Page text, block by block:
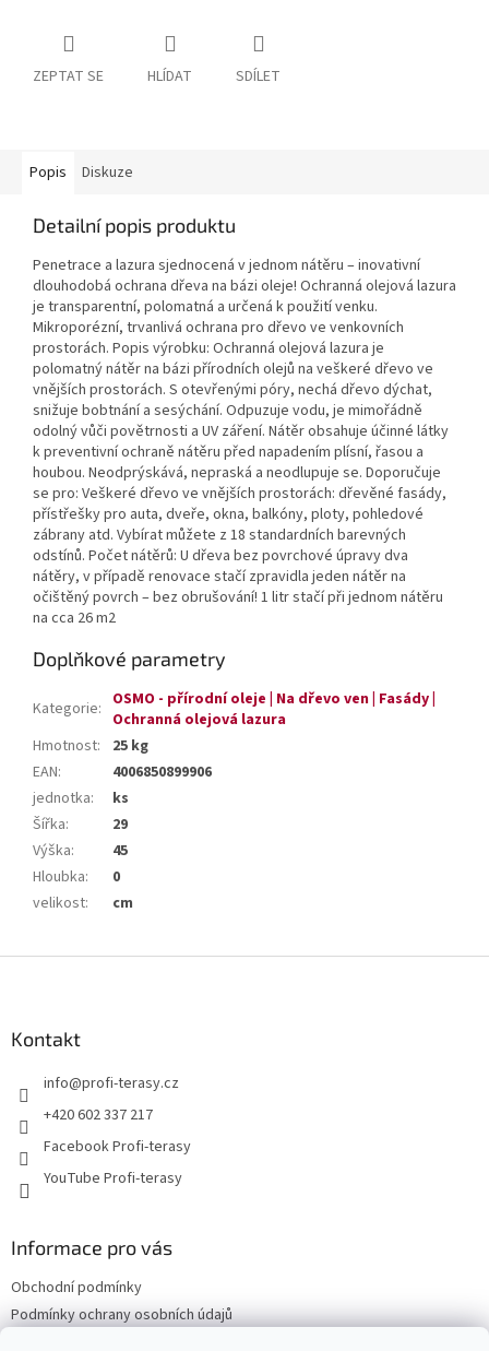
ZEPTAT SE HLÍDAT SDÍLET
Popis Diskuze
Detailní popis produktu
Penetrace a lazura sjednocená v jednom nátěru – inovativní
dlouhodobá ochrana dřeva na bázi oleje! Ochranná olejová lazura
je transparentní, polomatná a určená k použití venku.
Mikroporézní, trvanlivá ochrana pro dřevo ve venkovních
prostorách. Popis výrobku: Ochranná olejová lazura je
polomatný nátěr na bázi přírodních olejů na veškeré dřevo ve
vnějších prostorách. S otevřenými póry, nechá dřevo dýchat,
snižuje bobtnání a sesýchání. Odpuzuje vodu, je mimořádně
odolný vůči povětrnosti a UV záření. Nátěr obsahuje účinné látky
k preventivní ochraně nátěru před napadením plísní, řasou a
houbou. Neodprýskává, nepraská a neodlupuje se. Doporučuje
se pro: Veškeré dřevo ve vnějších prostorách: dřevěné fasády,
přístřešky pro auta, dveře, okna, balkóny, ploty, pohledové
zábrany atd. Vybírat můžete z 18 standardních barevných
odstínů. Počet nátěrů: U dřeva bez povrchové úpravy dva
nátěry, v případě renovace stačí zpravidla jeden nátěr na
očištěný povrch – bez obrušování! 1 litr stačí při jednom nátěru
na cca 26 m2
Doplňkové parametry
Kategorie: OSMO - přírodní oleje | Na dřevo ven | Fasády |
Ochranná olejová lazura
Hmotnost:
25 kg
EAN:
4006850899906
jednotka:
ks
Šířka:
29
Výška:
45
Hloubka:
0
velikost: cm
Kontakt
info@profi-terasy.cz
+420 602 337 217
Facebook Profi-terasy
YouTube Profi-terasy
Informace pro vás
Obchodní podmínky
Podmínky ochrany osobních údajů